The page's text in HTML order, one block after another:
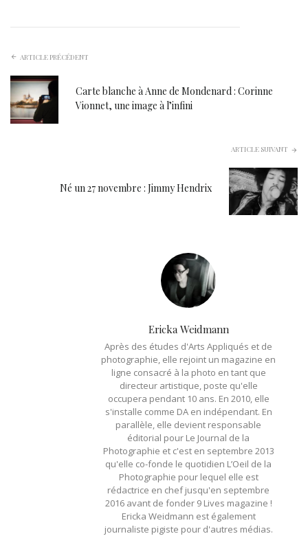
ARTICLE PRÉCÉDENT
Carte blanche à Anne de Mondenard : Corinne
Vionnet, une image à l’infini
ARTICLE SUIVANT
Né un 27 novembre : Jimmy Hendrix
Ericka Weidmann
Après des études d'Arts Appliqués et de
photographie, elle rejoint un magazine en
ligne consacré à la photo en tant que
directeur artistique, poste qu'elle
occupera pendant 10 ans. En 2010, elle
s'installe comme DA en indépendant. En
parallèle, elle devient responsable
éditorial pour Le Journal de la
Photographie et c'est en septembre 2013
qu'elle co-fonde le quotidien L’Oeil de la
Photographie pour lequel elle est
rédactrice en chef jusqu'en septembre
2016 avant de fonder 9 Lives magazine !
Ericka Weidmann est également
journaliste pigiste pour d'autres médias.